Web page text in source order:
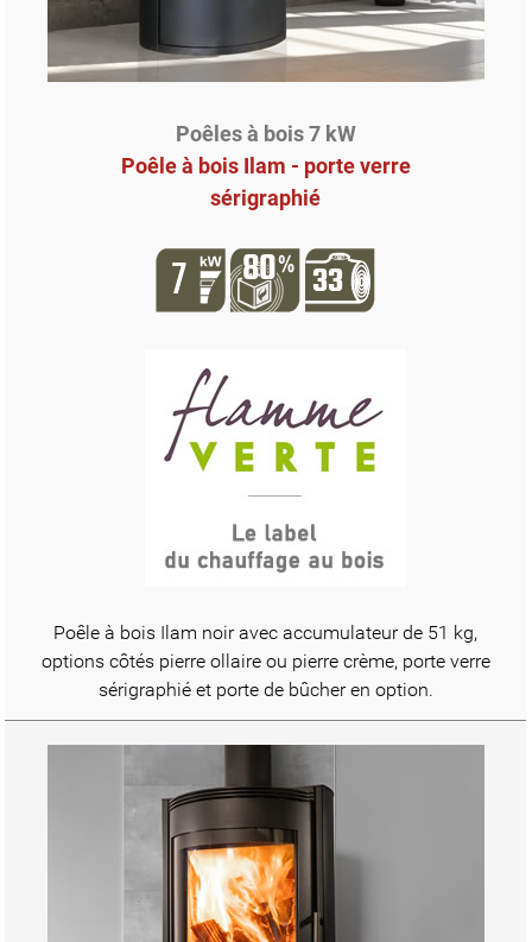
Poêles à bois 7 kW
Poêle à bois Ilam - porte verre
sérigraphié
Poêle à bois Ilam noir avec accumulateur de 51 kg,
options côtés pierre ollaire ou pierre crème, porte verre
sérigraphié et porte de bûcher en option.